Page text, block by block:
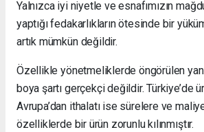
Yalnızca iyi niyetle ve esnafımızın
yaptığı fedakarlıkların ötesinde bir
artık mümkün değildir.
Özellikle yönetmeliklerde öngörülen
boya şartı gerçekçi değildir. Türkiye’de
Avrupa’dan ithalatı ise sürelere ve
özelliklerde bir ürün zorunlu kılınmıştır.